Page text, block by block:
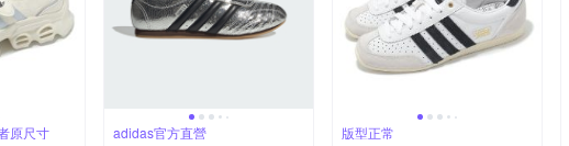
原尺寸 adidas官方直營 版型正常